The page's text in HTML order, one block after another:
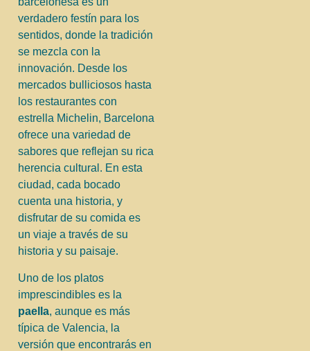
verdadero festín para los
sentidos, donde la tradición
se mezcla con la
innovación. Desde los
mercados bulliciosos hasta
los restaurantes con
estrella Michelin, Barcelona
ofrece una variedad de
sabores que reflejan su rica
herencia cultural. En esta
ciudad, cada bocado
cuenta una historia, y
disfrutar de su comida es
un viaje a través de su
historia y su paisaje.
Uno de los platos
imprescindibles es la
paella, aunque es más
típica de Valencia, la
versión que encontrarás en